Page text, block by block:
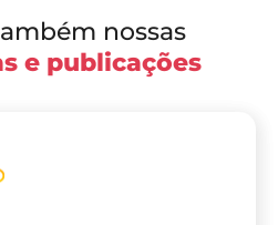
nossas
e publicações